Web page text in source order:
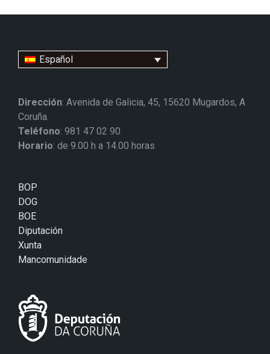
Español
Dirección: Avenida de Galicia, 45, 15620 Mugardos, A
Coruña.
Teléfono: 981 47 02 90
Horario: de 9.00 h a 14.00 horas
BOP
DOG
BOE
Diputación
Xunta
Mancomunidade